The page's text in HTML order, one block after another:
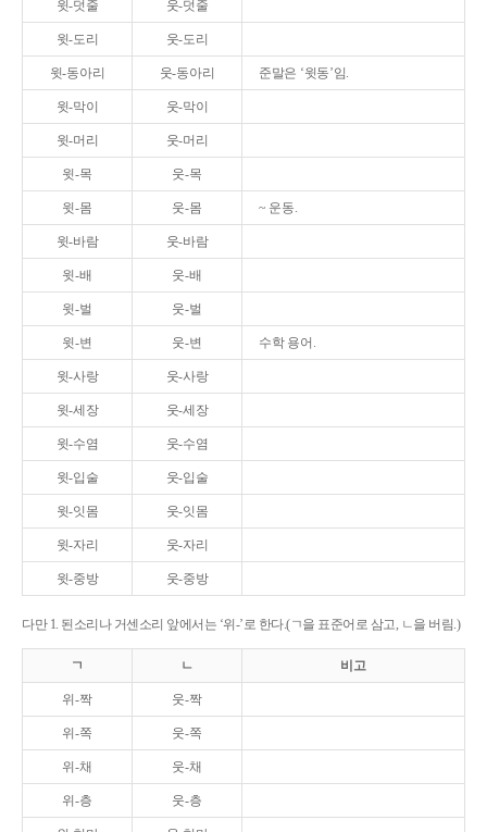
윗-덧줄 웃-덧줄
윗-도리 웃-도리
윗-동아리 웃-동아리 준말은 ‘윗동’임.
윗-막이 웃-막이
윗-머리 웃-머리
윗-목 웃-목
윗-몸 웃-몸 ~ 운동.
윗-바람 웃-바람
윗-배 웃-배
윗-벌 웃-벌
윗-변 웃-변 수학 용어.
윗-사랑 웃-사랑
윗-세장 웃-세장
윗-수염 웃-수염
윗-입술 웃-입술
윗-잇몸 웃-잇몸
윗-자리 웃-자리
윗-중방 웃-중방
다만 1. 된소리나 거센소리 앞에서는 ‘위-’로 한다.(ㄱ을 표준어로 삼고, ㄴ을 버림.)
ㄱ ㄴ 비고
위-짝 웃-짝
위-쪽 웃-쪽
위-채 웃-채
위-층 웃-층